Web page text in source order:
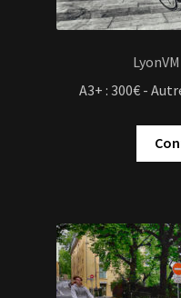
A3+ : 300€ -